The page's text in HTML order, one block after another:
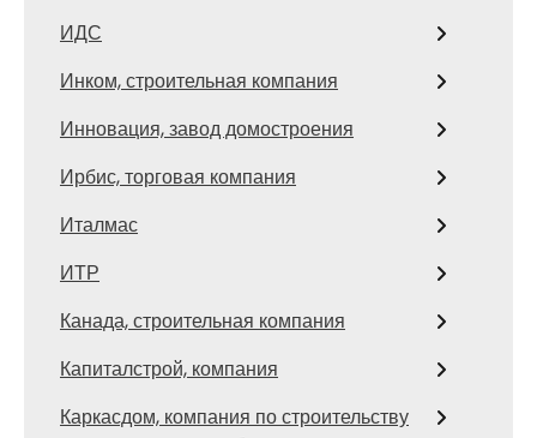
ИДС
Инком, строительная компания
Инновация, завод домостроения
Ирбис, торговая компания
Италмас
ИТР
Канада, строительная компания
Капиталстрой, компания
Каркасдом, компания по строительству